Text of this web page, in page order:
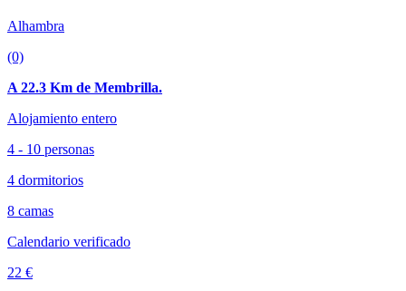
Alhambra
(0)
A 22.3 Km de Membrilla.
Alojamiento entero
4 - 10 personas
4 dormitorios
8 camas
Calendario verificado
22 €